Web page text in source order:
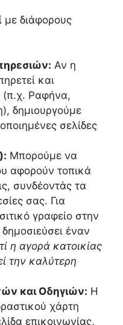
με διάφορους
Αν η
και
(π.χ. Ραφήνα,
δημιουργούμε
σελίδες
Μπορούμε να
αφορούν τοπικά
συνδέοντάς τα
σας. Για
γραφείο στην
έναν
η αγορά κατοικίας
την καλύτερη
και Οδηγιών: Η
χάρτη
επικοινωνίας,